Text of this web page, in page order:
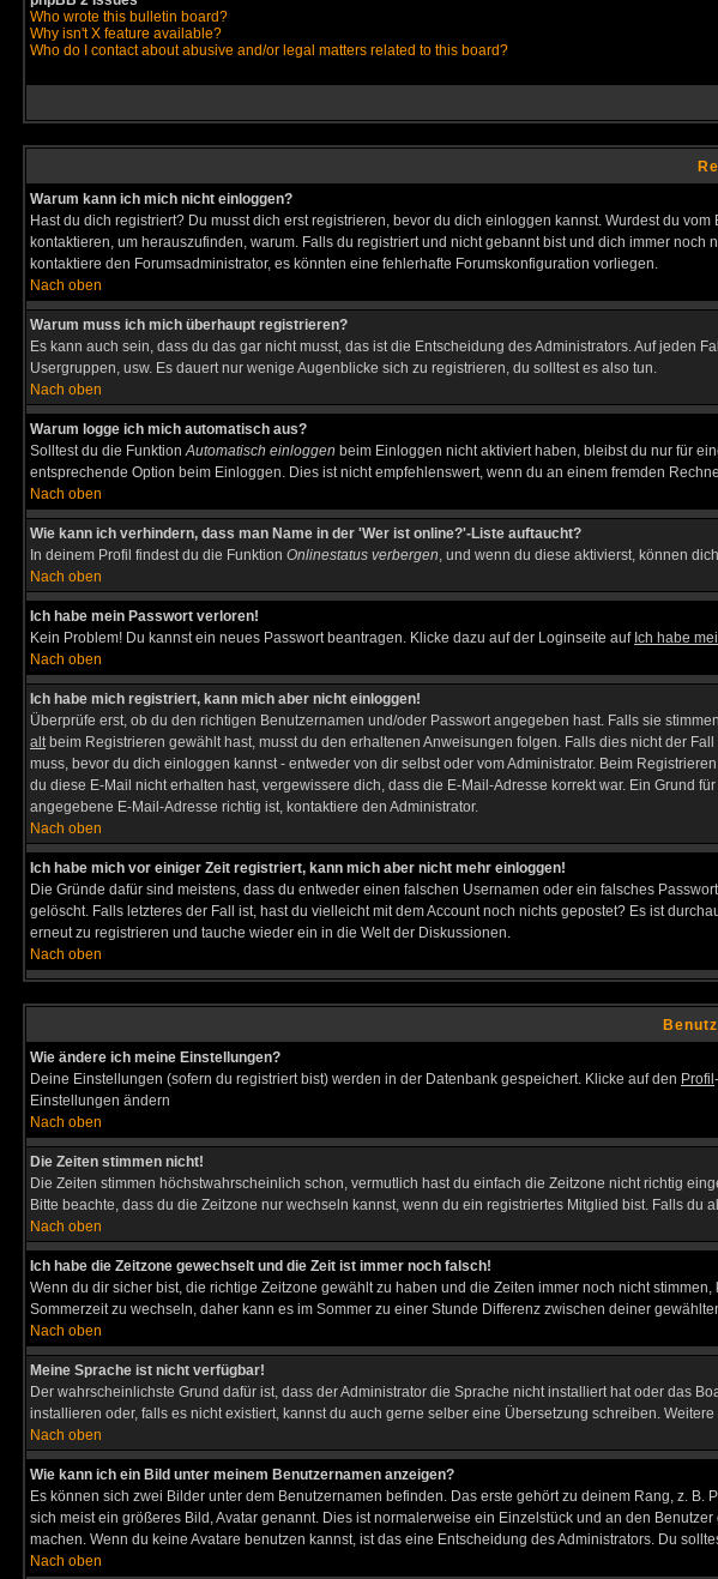
Who wrote this bulletin board?
Why isn't X feature available?
Who do I contact about abusive and/or legal matters related to this board?
Warum kann ich mich nicht einloggen?
Hast du dich registriert? Du musst dich erst registrieren, bevor du dich einloggen kannst. Wurdest du
kontaktieren, um herauszufinden, warum. Falls du registriert und nicht gebannt bist und dich immer
kontaktiere den Forumsadministrator, es könnten eine fehlerhafte Forumskonfiguration vorliegen.
Nach oben
Warum muss ich mich überhaupt registrieren?
Es kann auch sein, dass du das gar nicht musst, das ist die Entscheidung des Administrators. Auf jeden
Usergruppen, usw. Es dauert nur wenige Augenblicke sich zu registrieren, du solltest es also tun.
Nach oben
Warum logge ich mich automatisch aus?
Solltest du die FunktionAutomatisch einloggen beim Einloggen nicht aktiviert haben, bleibst du nur für
entsprechende Option beim Einloggen. Dies ist nicht empfehlenswert, wenn du an einem fremden
Nach oben
Wie kann ich verhindern, dass man Name in der 'Wer ist online?'-Liste auftaucht?
In deinem Profil findest du die Funktion Onlinestatus verbergen, und wenn du diese aktivierst, können
Nach oben
Ich habe mein Passwort verloren!
Kein Problem! Du kannst ein neues Passwort beantragen. Klicke dazu auf der Loginseite auf Ich habe
Nach oben
Ich habe mich registriert, kann mich aber nicht einloggen!
Überprüfe erst, ob du den richtigen Benutzernamen und/oder Passwort angegeben hast. Falls sie
altbeim Registrieren gewählt hast, musst du den erhaltenen Anweisungen folgen. Falls dies nicht der
muss, bevor du dich einloggen kannst - entweder von dir selbst oder vom Administrator. Beim
du diese E-Mail nicht erhalten hast, vergewissere dich, dass die E-Mail-Adresse korrekt war. Ein Grund
angegebene E-Mail-Adresse richtig ist, kontaktiere den Administrator.
Nach oben
Ich habe mich vor einiger Zeit registriert, kann mich aber nicht mehr einloggen!
Die Gründe dafür sind meistens, dass du entweder einen falschen Usernamen oder ein falsches
gelöscht. Falls letzteres der Fall ist, hast du vielleicht mit dem Account noch nichts gepostet? Es ist
erneut zu registrieren und tauche wieder ein in die Welt der Diskussionen.
Nach oben
Wie ändere ich meine Einstellungen?
Deine Einstellungen (sofern du registriert bist) werden in der Datenbank gespeichert. Klicke auf den Profil
Einstellungen ändern
Nach oben
Die Zeiten stimmen nicht!
Die Zeiten stimmen höchstwahrscheinlich schon, vermutlich hast du einfach die Zeitzone nicht richtig
Bitte beachte, dass du die Zeitzone nur wechseln kannst, wenn du ein registriertes Mitglied bist. Falls
Nach oben
Ich habe die Zeitzone gewechselt und die Zeit ist immer noch falsch!
Wenn du dir sicher bist, die richtige Zeitzone gewählt zu haben und die Zeiten immer noch nicht
Sommerzeit zu wechseln, daher kann es im Sommer zu einer Stunde Differenz zwischen deiner
Nach oben
Meine Sprache ist nicht verfügbar!
Der wahrscheinlichste Grund dafür ist, dass der Administrator die Sprache nicht installiert hat oder das
installieren oder, falls es nicht existiert, kannst du auch gerne selber eine Übersetzung schreiben.
Nach oben
Wie kann ich ein Bild unter meinem Benutzernamen anzeigen?
Es können sich zwei Bilder unter dem Benutzernamen befinden. Das erste gehört zu deinem Rang, z.
sich meist ein größeres Bild, Avatar genannt. Dies ist normalerweise ein Einzelstück und an den
machen. Wenn du keine Avatare benutzen kannst, ist das eine Entscheidung des Administrators. Du
Nach oben